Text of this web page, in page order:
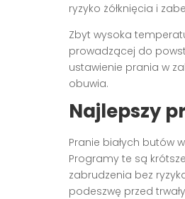
ryzyko żółknięcia i
Zbyt wysoka
prowadzącej do
ustawienie prania w
obuwia.
Najlepszy
Pranie białych butów
Programy te są
zabrudzenia bez
podeszwę przed